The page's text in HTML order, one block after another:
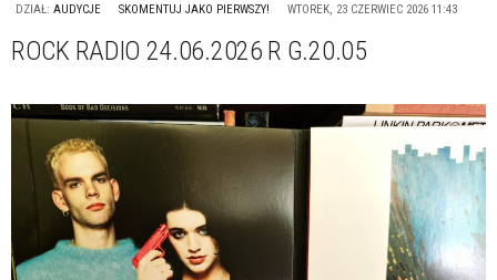
DZIAŁ: AUDYCJE SKOMENTUJ JAKO PIERWSZY! WTOREK, 23 CZERWIEC 2026 11:43
ROCK RADIO 24.06.2026 R G.20.05